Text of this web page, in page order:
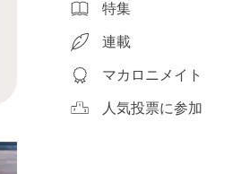
特集
連載
マカロニメイト
人気投票に参加